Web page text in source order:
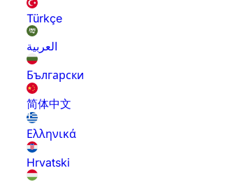
Türkçe
العربية
Български
简体中文
Ελληνικά
Hrvatski